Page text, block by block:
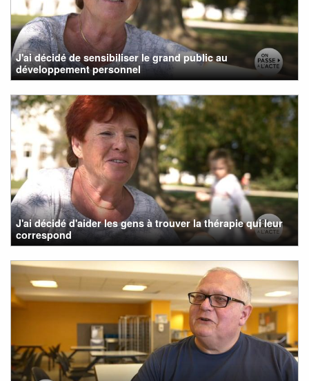
J'ai décidé de sensibiliser le grand public au
développement personnel
J'ai décidé d'aider les gens à trouver la thérapie qui leur
correspond